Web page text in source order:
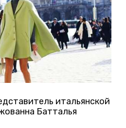
итальянской
Батталья